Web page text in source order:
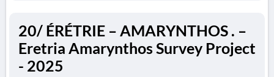
20/ ÉRÉTRIE – AMARYNTHOS . –
Eretria Amarynthos Survey Project
- 2025